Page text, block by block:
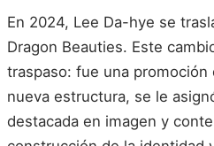
En 2024, Lee Da-hye se
Dragon Beauties. Este
traspaso: fue una promoción
nueva estructura, se le
destacada en imagen y